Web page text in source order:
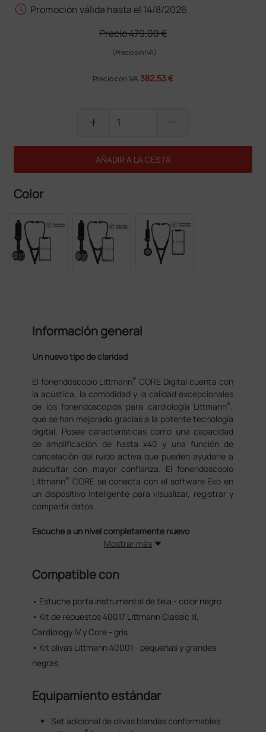
schedule Promoción válida hasta el 14/8/2026
Precio479,00 €
(Precio sin IVA)
Precio con IVA 382,53 €
add remove
AÑADIR A LA CESTA
Color
Información general
Un nuevo tipo de claridad
El fonendoscopio Littmann® CORE Digital cuenta con
la acústica, la comodidad y la calidad excepcionales
de los fonendoscopios para cardiología Littmann®,
que se han mejorado gracias a la potente tecnología
digital. Posee características como una capacidad
de amplificación de hasta x40 y una función de
cancelación del ruido activa que pueden ayudarle a
auscultar con mayor confianza. El fonendoscopio
Littmann® CORE se conecta con el software Eko en
un dispositivo inteligente para visualizar, registrar y
compartir datos.
Escuche a un nivel completamente nuevo
FDA cambia entre los modos de escucha analógico y
amplificado para que usted pueda escuchar de la
tecnología de membrana de doble frecuencia le
permite escuchar sonidos de diferentes frecuencias
con solo ajustar la presión ejercida sobre la
campana. Mantenga ligeramente presionada la
campana en el paciente para escuchar sonidos de
baja frecuencia y ejerza un poco más de presión para
superblandas se adaptan a las orejas de cada
persona para ofrecer la comodidad óptima y un
aislamiento acústico excelente.
Mostrar más
Compatible con
• Estuche porta instrumental de tela - color negro
• Kit de repuestos 40017 Littmann Classic III,
Cardiology IV y Core - gris
• Kit olivas Littmann 40001 - pequeñas y grandes -
negras
Equipamiento estándar
Set adicional de olivas blandas conformables